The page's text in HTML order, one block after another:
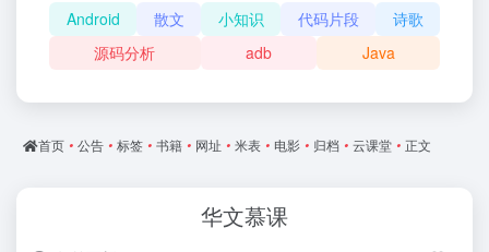
Android 散文 小知识 代码片段
诗歌
源码分析
adb Java
首页 • 公告 • 标签 • 书籍 • 网址 • 米表 • 电影 • 归档 • 云课堂 • 正文
华文慕课